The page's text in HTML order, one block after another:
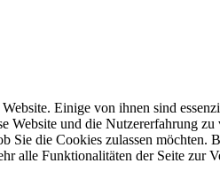
Einige von ihnen sind
Website und die Nutzererfahrung
Sie die Cookies zulassen möchten.
alle Funktionalitäten der Seite zur